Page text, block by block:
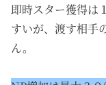
即時スター獲得は
すいが、渡す相手
ん。